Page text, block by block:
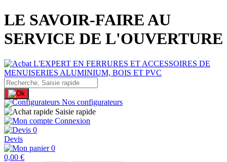
LE SAVOIR-FAIRE AU
SERVICE DE L'OUVERTURE
Nos configurateurs
Saisie rapide
Connexion
0
Devis
0
0,00 €